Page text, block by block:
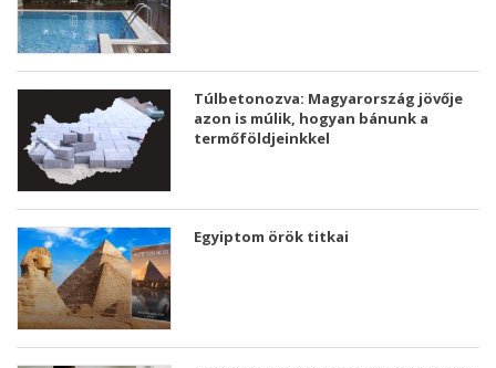
Túlbetonozva: Magyarország jövője
azon is múlik, hogyan bánunk a
termőföldjeinkkel
Egyiptom örök titkai